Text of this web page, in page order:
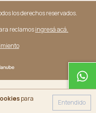
para
Entendido
los derechos reservados.
reclamosingresá acá.